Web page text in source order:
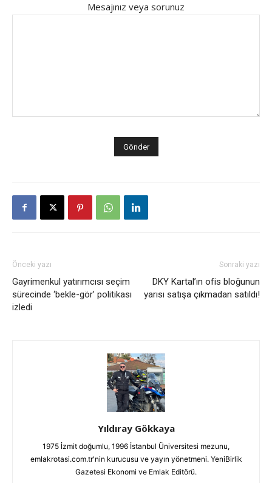
Mesajınız veya sorunuz
Önceki yazı
Gayrimenkul yatırımcısı seçim
sürecinde ‘bekle-gör’ politikası
izledi
Sonraki yazı
DKY Kartal’ın ofis bloğunun
yarısı satışa çıkmadan satıldı!
Yıldıray Gökkaya
1975 İzmit doğumlu, 1996 İstanbul Üniversitesi mezunu,
emlakrotasi.com.tr'nin kurucusu ve yayın yönetmeni. YeniBirlik
Gazetesi Ekonomi ve Emlak Editörü.